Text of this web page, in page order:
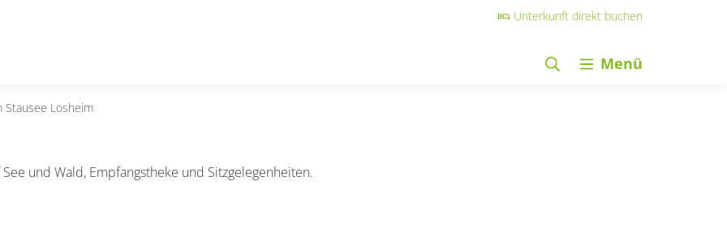
Unterkunft direkt buchen
Menü
Stausee Losheim